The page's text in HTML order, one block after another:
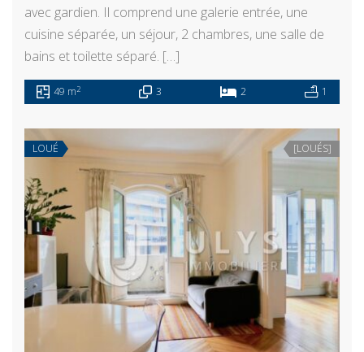
avec gardien. Il comprend une galerie entrée, une
cuisine séparée, un séjour, 2 chambres, une salle de
bains et toilette séparé. […]
49 m2 3 2 1
LOUÉ [LOUÉS]